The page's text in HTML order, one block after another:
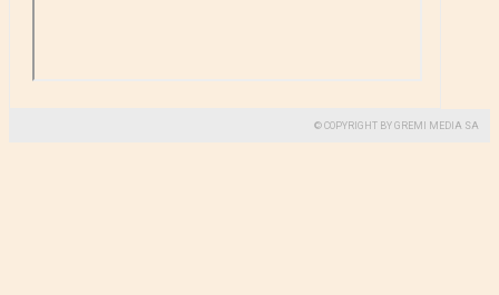
© COPYRIGHT BY GREMI MEDIA SA